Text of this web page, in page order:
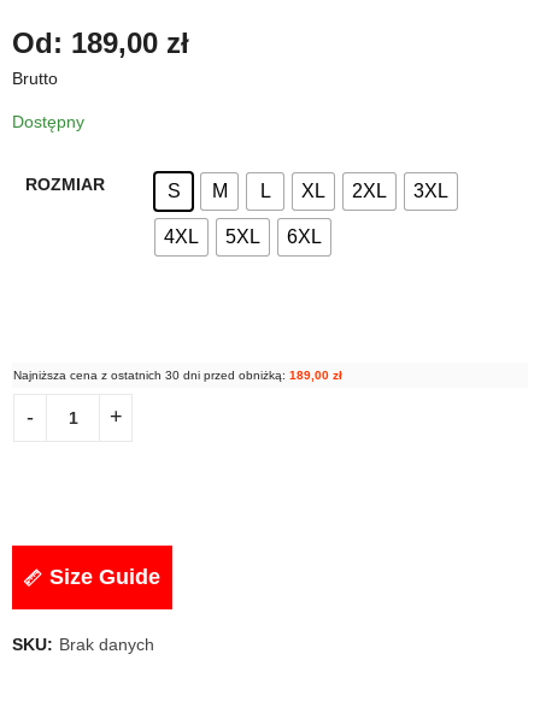
Od: 189,00 zł
Brutto
Dostępny
ROZMIAR S M L XL 2XL 3XL
4XL 5XL 6XL
Najniższa cena z ostatnich 30 dni przed obniżką: 189,00 zł
Size Guide
SKU: Brak danych